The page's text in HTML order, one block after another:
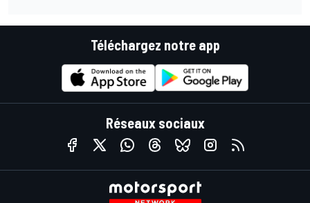
Téléchargez notre app
Réseaux sociaux